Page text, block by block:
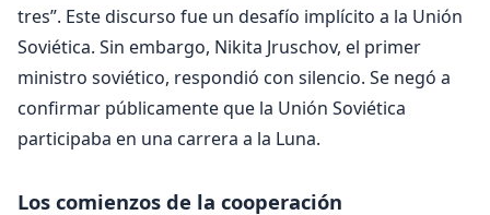
tres”. Este discurso fue un desafío implícito a la Unión
Soviética. Sin embargo, Nikita Jruschov, el primer
ministro soviético, respondió con silencio. Se negó a
confirmar públicamente que la Unión Soviética
participaba en una carrera a la Luna.
Los comienzos de la cooperación